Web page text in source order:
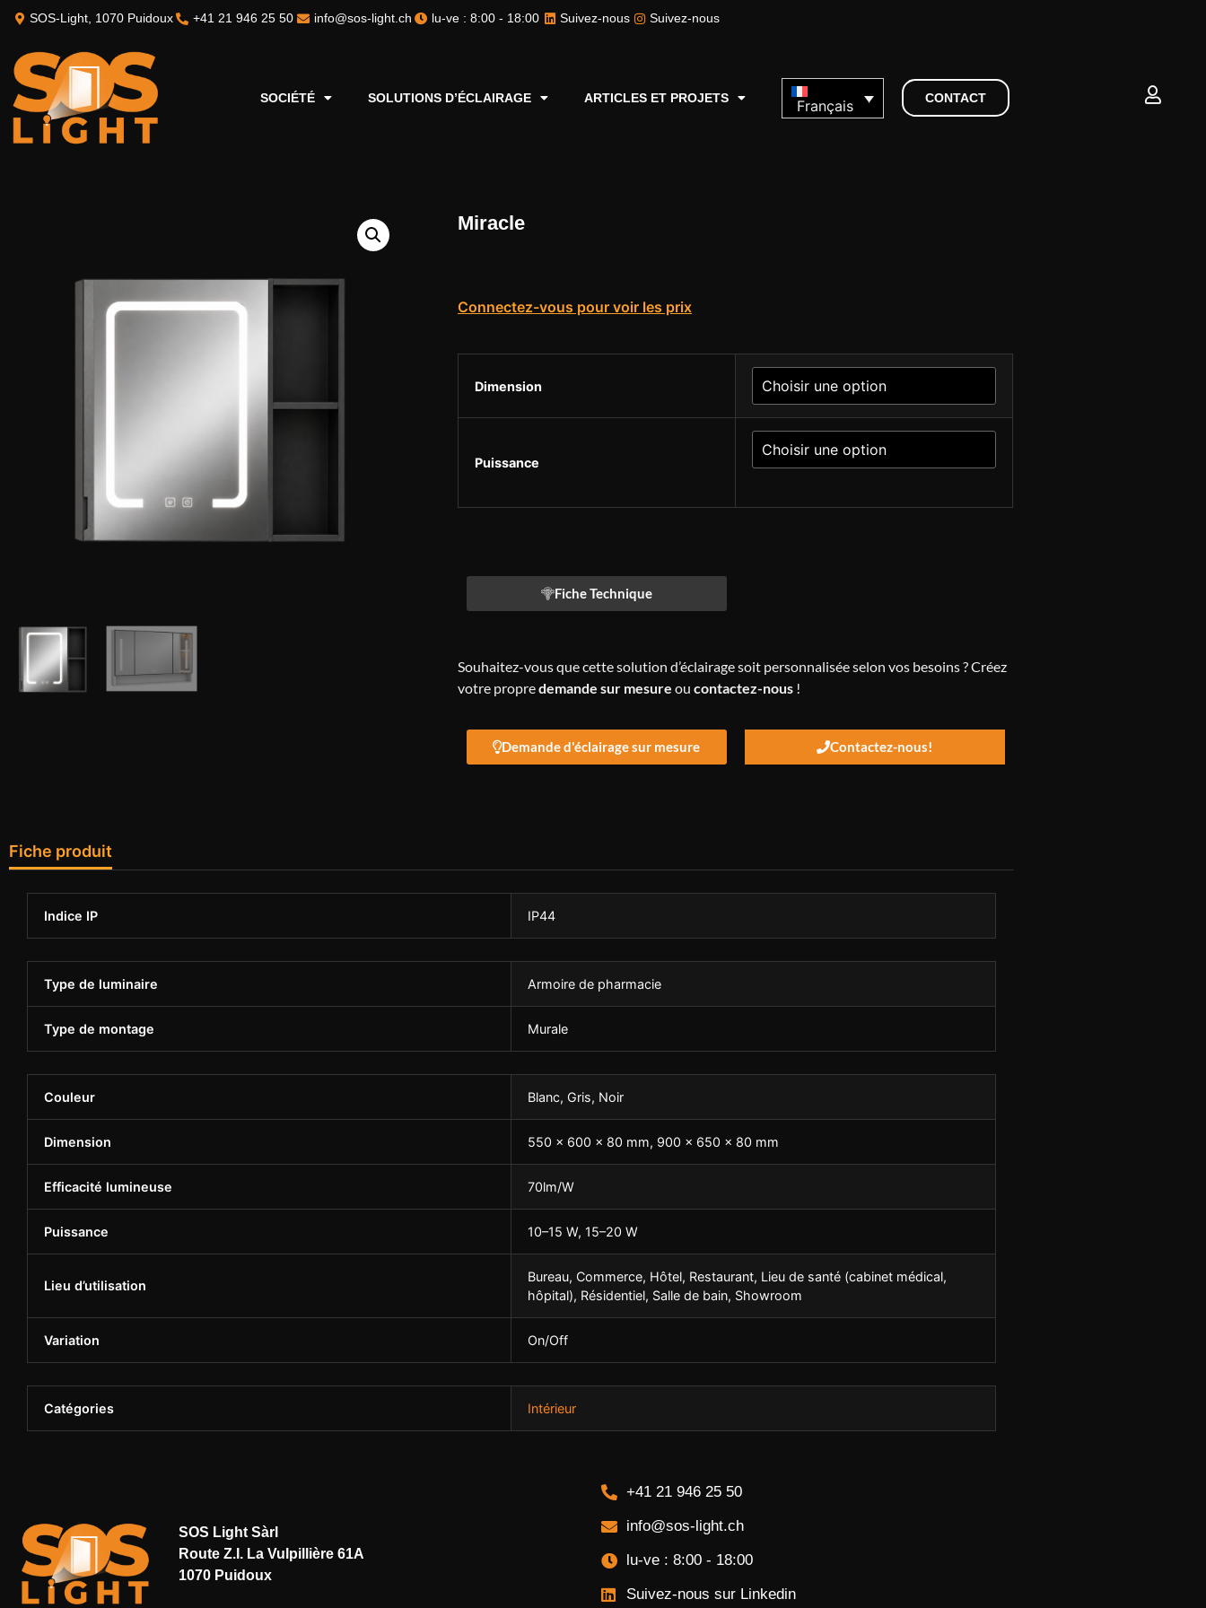
SOS-Light, 1070 Puidoux +41 21 946 25 50 info@sos-light.ch lu-ve : 8:00 - 18:00 Suivez-nous Suivez-nous
SOCIÉTÉ SOLUTIONS D’ÉCLAIRAGE ARTICLES ET PROJETS Français CONTACT
Miracle
Connectez-vous pour voir les prix
Dimension
Puissance
Fiche Technique
Souhaitez-vous que cette solution d’éclairage soit personnalisée selon vos besoins ? Créez
votre propredemande sur mesure ou contactez-nous !
Demande d'éclairage sur mesure Contactez-nous!
Fiche produit
Indice IP IP44
Type de luminaire Armoire de pharmacie
Type de montage Murale
Couleur Blanc, Gris, Noir
Dimension 550 × 600 × 80 mm, 900 × 650 × 80 mm
Efficacité lumineuse 70lm/W
Puissance 10–15 W, 15–20 W
Lieu d’utilisation
Bureau, Commerce, Hôtel, Restaurant, Lieu de santé (cabinet médical,
hôpital), Résidentiel, Salle de bain, Showroom
Variation On/Off
Catégories Intérieur
SOS Light Sàrl
Route Z.I. La Vulpillière 61A
1070 Puidoux
+41 21 946 25 50
info@sos-light.ch
lu-ve : 8:00 - 18:00
Suivez-nous sur Linkedin